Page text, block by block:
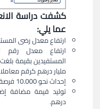
كشفت دراسة
عما يلي:
ارتفاع معدل رضى المستفيدين
ارتفاع معدل رقم
مليار درهم كرقم
إحداث نحو 10.000 فرصة عمل غير مباشرة،
درهم.